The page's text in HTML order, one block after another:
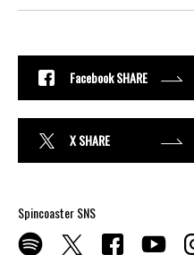
Facebook SHARE
X SHARE
Spincoaster SNS